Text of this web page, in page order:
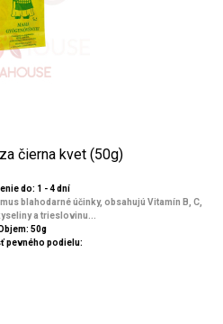
čierna kvet (50g)
do: 1 - 4 dní
blahodarné účinky, obsahujú Vitamín B, C,
a trieslovinu...
50g
pevného podielu: